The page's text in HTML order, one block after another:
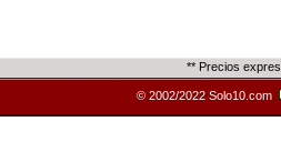
** Precios
© 2002/2022 Solo10.com